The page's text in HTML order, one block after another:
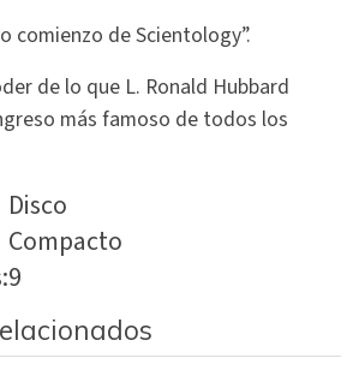
comienzo de Scientology”.
de lo que L. Ronald Hubbard
más famoso de todos los
Disco
Compacto
9